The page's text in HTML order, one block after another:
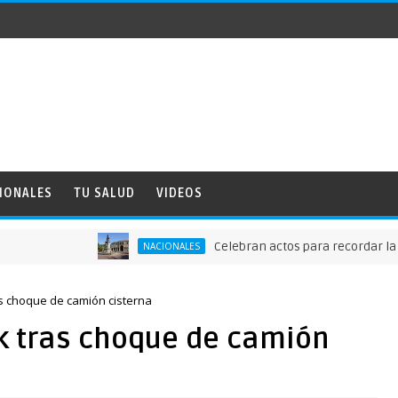
TU SALUD VIDEOS
NACIONALES Celebran actos para recordar la
choque de camión cisterna
tras choque de camión